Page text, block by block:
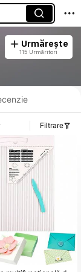
Urmărește
115 Urmăritori
vânzările și stocul.
Filtrare